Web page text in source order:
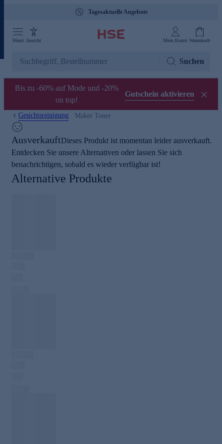
Tagesaktuelle Angebote
Menü Ansicht Mein Konto Warenkorb
Suchen
Bis zu -60% auf Mode und -20%
on top!
Gutschein aktivieren
Gesichtsreinigung Maker Toner
AusverkauftDieses Produkt ist momentan leider ausverkauft.
Entdecken Sie unsere Alternativen oder lassen Sie sich
benachrichtigen, sobald es wieder verfügbar ist!
Alternative Produkte